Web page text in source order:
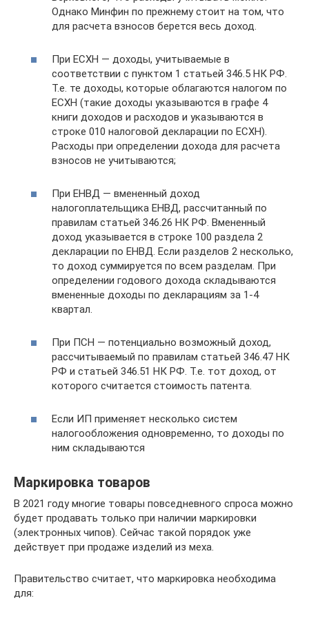
Однако Минфин по прежнему стоит на том, что
для расчета взносов берется весь доход.
При ЕСХН — доходы, учитываемые в
соответствии с пунктом 1 статьей 346.5 НК РФ.
Т.е. те доходы, которые облагаются налогом по
ЕСХН (такие доходы указываются в графе 4
книги доходов и расходов и указываются в
строке 010 налоговой декларации по ЕСХН).
Расходы при определении дохода для расчета
взносов не учитываются;
При ЕНВД — вмененный доход
налогоплательщика ЕНВД, рассчитанный по
правилам статьей 346.26 НК РФ. Вмененный
доход указывается в строке 100 раздела 2
декларации по ЕНВД. Если разделов 2 несколько,
то доход суммируется по всем разделам. При
определении годового дохода складываются
вмененные доходы по декларациям за 1-4
квартал.
При ПСН — потенциально возможный доход,
рассчитываемый по правилам статьей 346.47 НК
РФ и статьей 346.51 НК РФ. Т.е. тот доход, от
которого считается стоимость патента.
Если ИП применяет несколько систем
налогообложения одновременно, то доходы по
ним складываются
Маркировка товаров
В 2021 году многие товары повседневного спроса можно
будет продавать только при наличии маркировки
(электронных чипов). Сейчас такой порядок уже
действует при продаже изделий из меха.
Правительство считает, что маркировка необходима
для: